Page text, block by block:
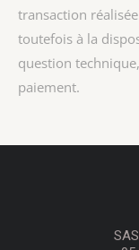
transaction
toutefois à la
question
paiement.